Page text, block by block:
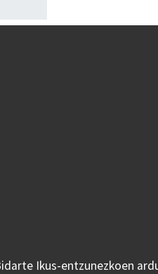
Ikus-entzunezkoen